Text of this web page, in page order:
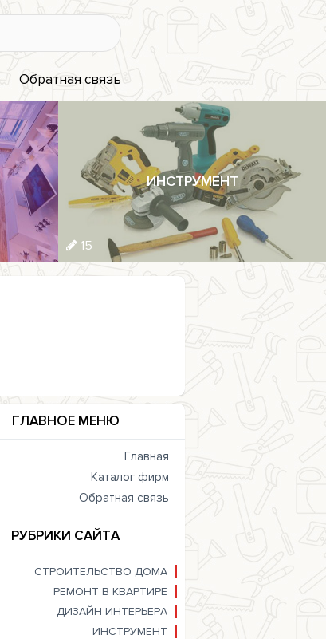
Обратная связь
ИНСТРУМЕНТ
15
ГЛАВНОЕ МЕНЮ
Главная
Каталог фирм
Обратная связь
РУБРИКИ САЙТА
СТРОИТЕЛЬСТВО ДОМА
РЕМОНТ В КВАРТИРЕ
ДИЗАЙН ИНТЕРЬЕРА
ИНСТРУМЕНТ